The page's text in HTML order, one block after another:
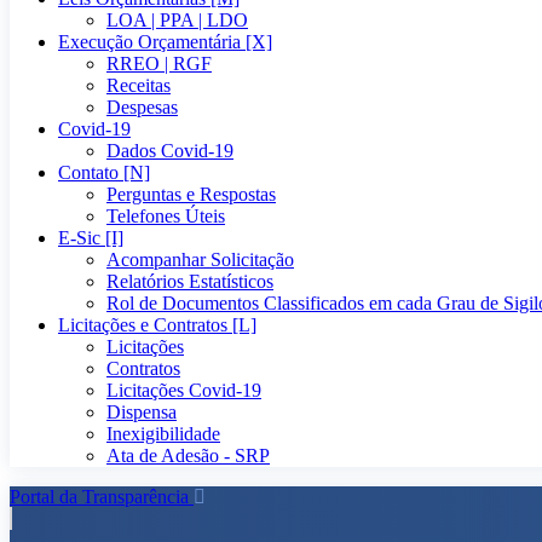
LOA | PPA | LDO
Execução Orçamentária [X]
RREO | RGF
Receitas
Despesas
Covid-19
Dados Covid-19
Contato [N]
Perguntas e Respostas
Telefones Úteis
E-Sic [I]
Acompanhar Solicitação
Relatórios Estatísticos
Rol de Documentos Classificados em cada Grau de
Licitações e Contratos [L]
Licitações
Contratos
Licitações Covid-19
Dispensa
Inexigibilidade
Ata de Adesão - SRP
Portal da Transparência